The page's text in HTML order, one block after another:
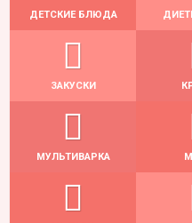
ДЕТСКИЕ БЛЮДА
ЗАКУСКИ
МУЛЬТИВАРКА